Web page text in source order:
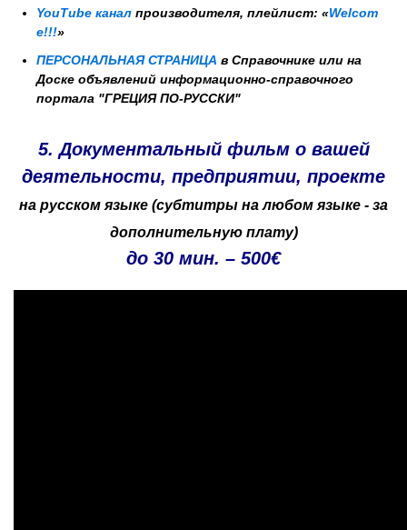
YouTube канал производителя, плейлист: «Welcom
e!!!»
ПЕРСОНАЛЬНАЯ СТРАНИЦА в Справочнике или на
Доске объявлений информационно-справочного
портала "ГРЕЦИЯ ПО-РУССКИ"
5. Документальный фильм о вашей
деятельности, предприятии, проекте
на русском языке (субтитры на любом языке - за
дополнительную плату)
до 30 мин. – 500€